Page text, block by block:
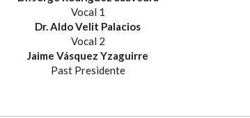
Vocal 1
Dr. Aldo Velit Palacios
Vocal 2
Jaime Vásquez Yzaguirre
Past Presidente